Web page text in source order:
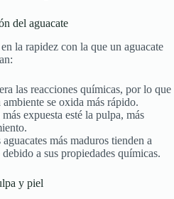
del aguacate
la rapidez con la que un aguacate
las reacciones químicas, por lo que
se oxida más rápido.
expuesta esté la pulpa, más
más maduros tienden a
a sus propiedades químicas.
y piel